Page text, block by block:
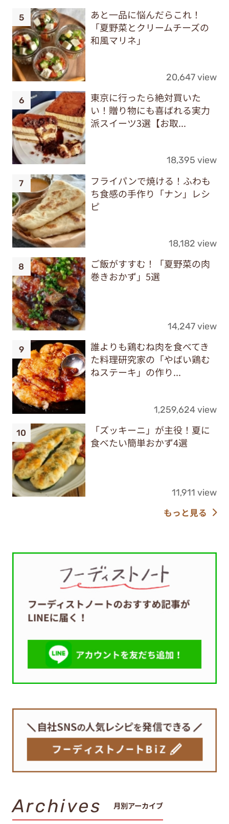
あと一品に悩んだらこれ！
「夏野菜とクリームチーズの
和風マリネ」
20,647 view
東京に行ったら絶対買いた
い！贈り物にも喜ばれる実力
派スイーツ3選【お取...
18,395 view
フライパンで焼ける！ふわも
ち食感の手作り「ナン」レシ
ピ
18,182 view
ご飯がすすむ！「夏野菜の肉
巻きおかず」5選
14,247 view
誰よりも鶏むね肉を食べてき
た料理研究家の「やばい鶏む
ねステーキ」の作り...
1,259,624 view
「ズッキーニ」が主役！夏に
食べたい簡単おかず4選
11,911 view
もっと見る
Archives 月別アーカイブ